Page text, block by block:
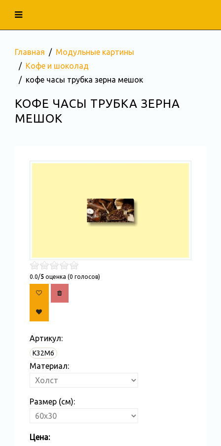
Главная
Модульные картины
Кофе и шоколад
кофе часы трубка зерна мешок
КОФЕ ЧАСЫ ТРУБКА ЗЕРНА
МЕШОК
0.0/5 оценка (0 голосов)
Артикул:
K32M6
Материал:
Размер (см):
Цена: